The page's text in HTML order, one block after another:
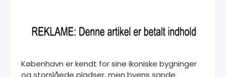
København er kendt for sine ikoniske bygninger
og storslåede pladser, men byens sande